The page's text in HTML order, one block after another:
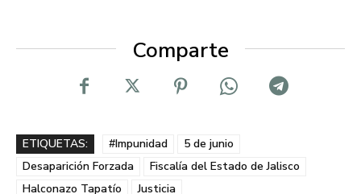
Comparte
ETIQUETAS: #Impunidad
5 de junio
Desaparición Forzada
Fiscalía del Estado de Jalisco
Halconazo Tapatío
Justicia